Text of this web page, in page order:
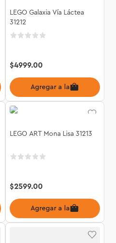
LEGO Galaxia Vía Láctea
31212
$4999.00
Agregar a la bolsa
LEGO ART Mona Lisa 31213
$2599.00
Agregar a la bolsa